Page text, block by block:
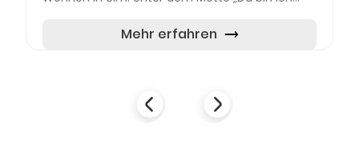
5.600 Mitgliedern et...Mehr erfahren